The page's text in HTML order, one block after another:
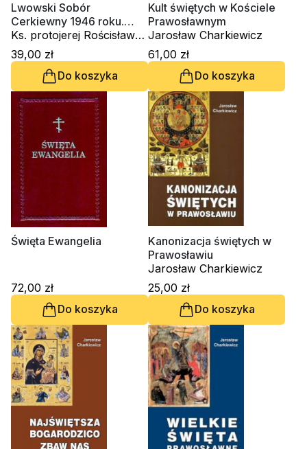
Lwowski Sobór
Cerkiewny 1946 roku.
Przyczyny i
konsekwencje
Ks. protojerej Rościsław
Jarema
39,00 zł
Do koszyka
Kult świętych w Kościele
Prawosławnym
Jarosław Charkiewicz
61,00 zł
Do koszyka
Święta Ewangelia
72,00 zł
Do koszyka
Kanonizacja świętych w
Prawosławiu
Jarosław Charkiewicz
25,00 zł
Do koszyka